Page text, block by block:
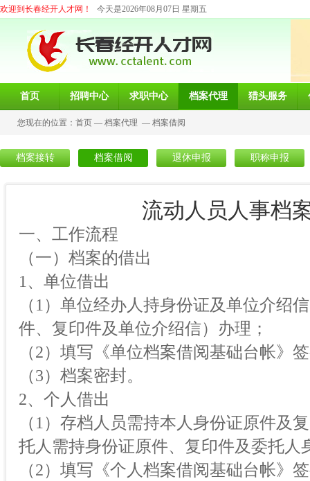
欢迎到长春经开人才网！ 今天是2026年08月07日 星期五
首页 招聘中心 求职中心 档案代理 猎头服务
您现在的位置： 首页 — 档案代理 — 档案借阅
档案接转 档案借阅 退休申报 职称申报
流动人员人事档
一、工作流程
（一）档案的借出
1、单位借出
（1）单位经办人持身份证及单位介绍
件、复印件及单位介绍信）办理；
（2）填写《单位档案借阅基础台帐》
（3）档案密封。
2、个人借出
（1）存档人员需持本人身份证原件及
托人需持身份证原件、复印件及委托人
（2）填写《个人档案借阅基础台帐》